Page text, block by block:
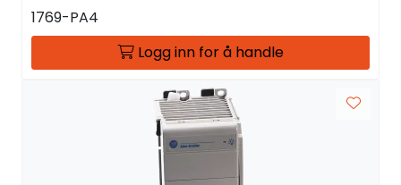
1769-PA4
Logg inn for å handle